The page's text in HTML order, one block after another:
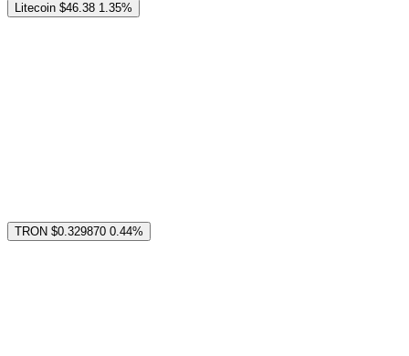
Litecoin $46.38 1.35%
TRON $0.329870 0.44%